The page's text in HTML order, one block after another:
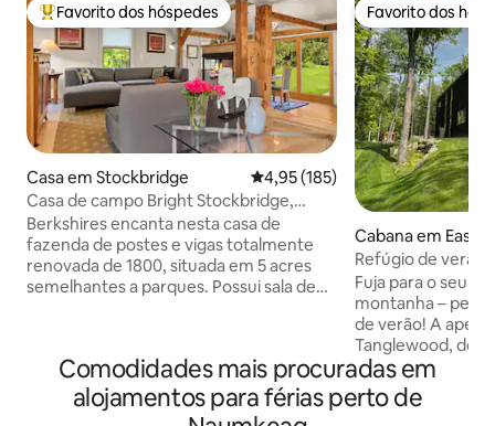
Favoritos dos hóspedes mais apreciados
Favorito dos hóspedes
Casa em Stockbridge Classificação média de 4,95 em
4,95 (185)
Casa de campo Bright Stockbridge,
perto de tudo!
Berkshires encanta nesta casa de
fazenda de postes e vigas totalmente
renovada de 1800, situada em 5 acres
semelhantes a parques. Possui sala de
no andar de baixo e 2 quartos, banheiro
e área de estar no andar de cima. Deck
espaçoso com vista para a propriedade
Favorito dos
Favorito dos
Cabana em East
Refúgio de verão
lareira exterior,
hidromassagem
Fuja para o seu
montanha –
de verão! A
Tanglewood, do
Clark, e perto de
panorâmicos,
produtos
Comodidades mais procuradas em
alojamentos para férias perto de